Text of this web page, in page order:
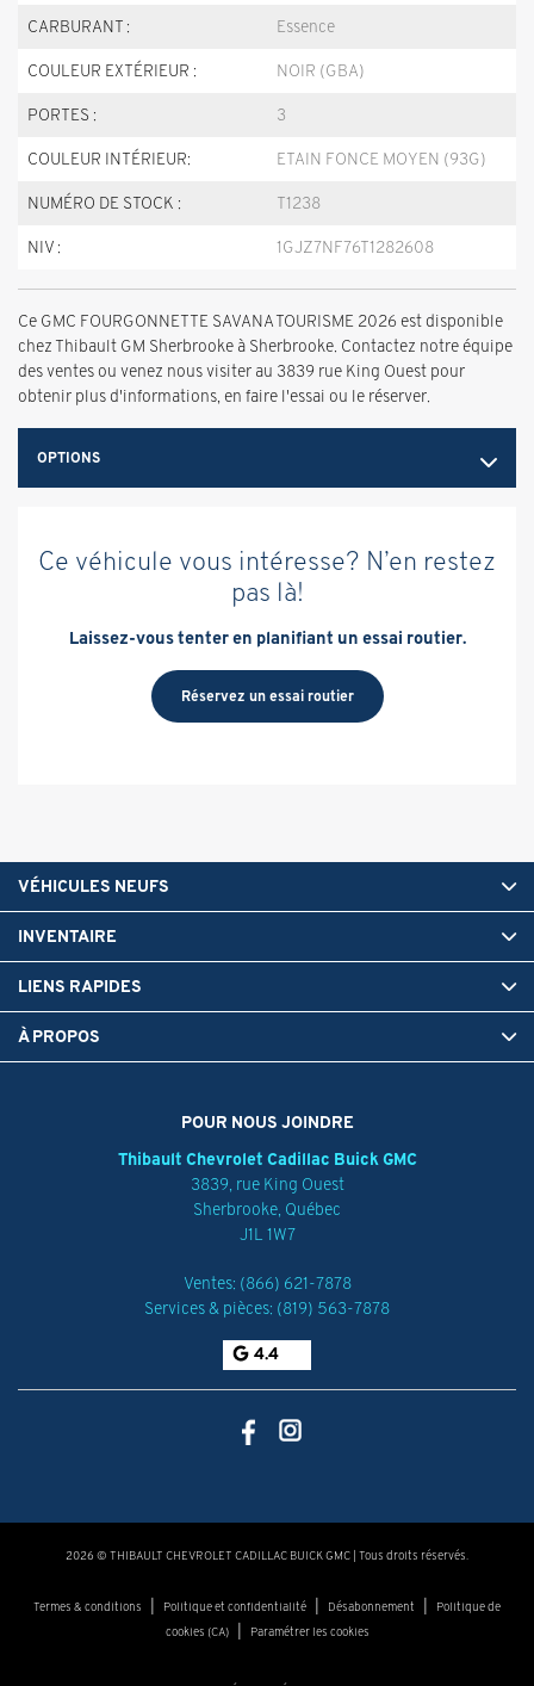
CARBURANT : Essence
COULEUR EXTÉRIEUR : NOIR (GBA)
PORTES : 3
COULEUR INTÉRIEUR: ETAIN FONCE MOYEN (93G)
NUMÉRO DE STOCK : T1238
NIV : 1GJZ7NF76T1282608
Ce GMC FOURGONNETTE SAVANA TOURISME 2026 est disponible
chez Thibault GM Sherbrooke à Sherbrooke. Contactez notre équipe
des ventes ou venez nous visiter au 3839 rue King Ouest pour
obtenir plus d'informations, en faire l'essai ou le réserver.
OPTIONS
Ce véhicule vous intéresse? N’en restez
pas là!
Laissez-vous tenter en planifiant un essai routier.
Réservez un essai routier
POUR NOUS JOINDRE
Thibault Chevrolet Cadillac Buick GMC
3839, rue King Ouest
Sherbrooke, Québec
J1L 1W7
Ventes: (866) 621-7878
Services & pièces: (819) 563-7878
4.4
VÉHICULES NEUFS
INVENTAIRE
LIENS RAPIDES
À PROPOS
2026 © THIBAULT CHEVROLET CADILLAC BUICK GMC | Tous droits réservés.
Termes & conditions | Politique et confidentialité | Désabonnement |
Politique de
cookies (CA)| Paramétrer les cookies